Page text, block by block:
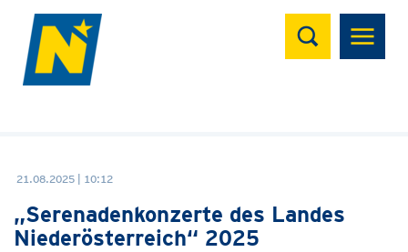
Suchen
21.08.2025 | 10:12
„Serenadenkonzerte des Landes
Niederösterreich“ 2025